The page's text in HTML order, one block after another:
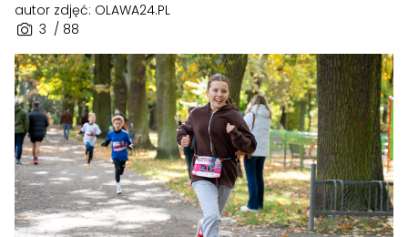
3 / 88
autor zdjęć: OLAWA24.PL